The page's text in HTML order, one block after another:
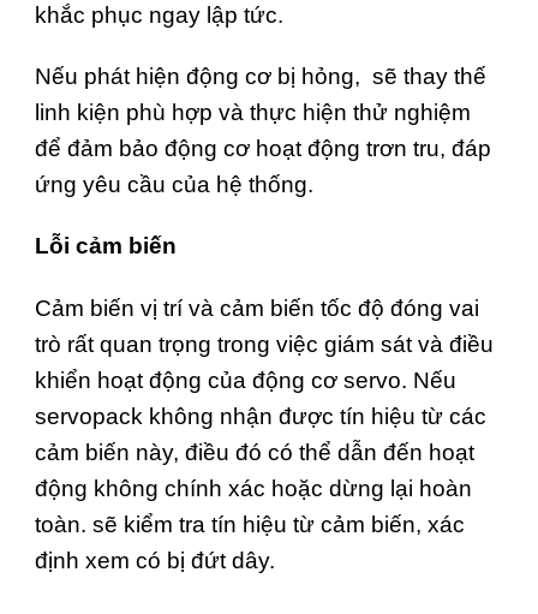
khắc phục ngay lập tức.
Nếu phát hiện động cơ bị hỏng, sẽ thay thế
linh kiện phù hợp và thực hiện thử nghiệm
để đảm bảo động cơ hoạt động trơn tru, đáp
ứng yêu cầu của hệ thống.
Lỗi cảm biến
Cảm biến vị trí và cảm biến tốc độ đóng vai
trò rất quan trọng trong việc giám sát và điều
khiển hoạt động của động cơ servo. Nếu
servopack không nhận được tín hiệu từ các
cảm biến này, điều đó có thể dẫn đến hoạt
động không chính xác hoặc dừng lại hoàn
toàn. sẽ kiểm tra tín hiệu từ cảm biến, xác
định xem có bị đứt dây.